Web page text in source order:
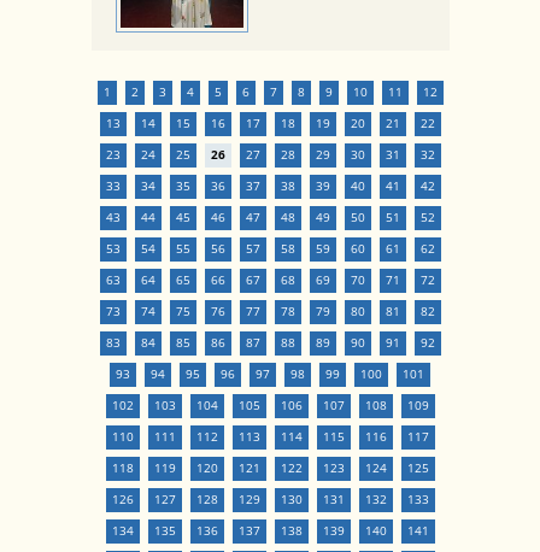
1 2 3 4 5 6 7 8 9 10 11
12
13
14 15 16 17 18 19 20 21
22
23
24 25 26 27 28 29 30 31
32
33
34 35 36 37 38 39 40 41
42
43
44 45 46 47 48 49 50 51
52
53
54 55 56 57 58 59 60 61
62
63
64 65 66 67 68 69 70 71
72
73
74 75 76 77 78 79 80 81
82
83
84 85 86 87 88 89 90 91
92
93
94 95 96 97 98 99 100
101
102
103 104 105 106 107 108
109
110
111 112 113 114 115 116
117
118
119 120 121 122 123 124
125
126
127 128 129 130 131 132
133
134
135 136 137 138 139 140
141